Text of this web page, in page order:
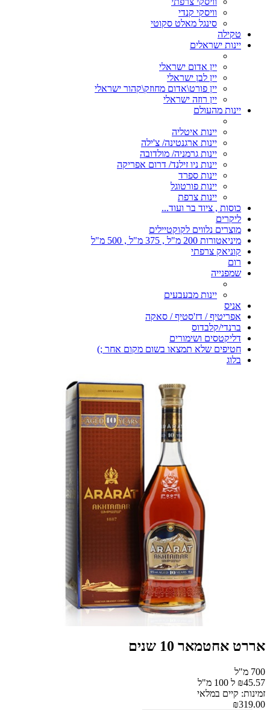
וויסקי קנדי
סינגל מאלט סקוטי
טקילה
יינות ישראלים
יין אדום ישראלי
יין לבן ישראלי
יין פורט\אדום מחוזק\קהור ישראלי
יין רוזה ישראלי
יינות מהעולם
יינות איטליה
יינות ארגנטינה/ צ'ילה
יינות גרמניה/ מולדובה
יינות ניו זילנד/ דרום אפריקה
יינות ספרד
יינות פורטוגל
יינות צרפת
כוסות , ציוד בר ועוד...
ליקרים
מוצרים נלווים לקוקטיילים
מיניאטורות 200 מ"ל , 375 מ"ל , 500 מ"ל
קוניאק צרפתי
רום
שמפנייה
יינות מבעבעים
אניס
אפריטיף / דז'סטיף / סאקה
ברנדי/קלבדוס
דליקטסים ושימורים
חטיפים שלא תמצאו בשום מקום אחר ;)
בלוג
אררט אחטמאר 10 שנים
700 מ"ל
₪45.57 ל 100 מ"ל
זמינות: קיים במלאי
₪319.00